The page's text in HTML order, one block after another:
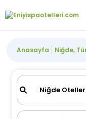
Anasayfa Niğde,